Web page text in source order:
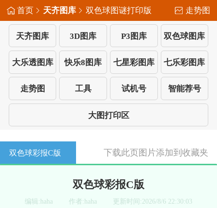
首页 天齐图库 双色球图谜打印版 走势图
天齐图库 3D图库 P3图库 双色球图库
大乐透图库 快乐8图库 七星彩图库 七乐彩图库
走势图 工具 试机号 智能荐号
大图打印区
双色球彩报C版 下载此页图片添加到收藏夹
双色球彩报C版
编辑:haha 作者:haha 更新时间:2026/8/6 22:30:03